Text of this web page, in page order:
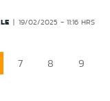
19/02/2025 - 11:16 HRS
7 8 9